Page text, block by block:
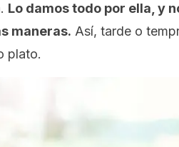
Lo damos todo por ella, y
maneras. Así, tarde o
plato.